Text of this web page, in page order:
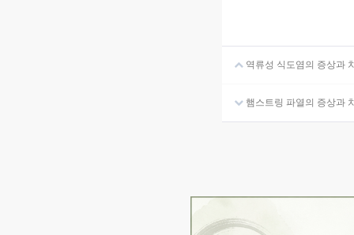
역류성 식도염의 증상과
햄스트링 파열의 증상과